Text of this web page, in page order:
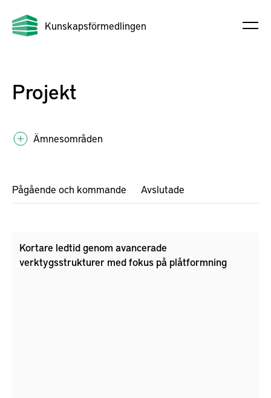
Kunskapsförmedlingen
Projekt
Ämnesområden
Pågående och kommande Avslutade
Kortare ledtid genom avancerade
verktygsstrukturer med fokus på plåtformning